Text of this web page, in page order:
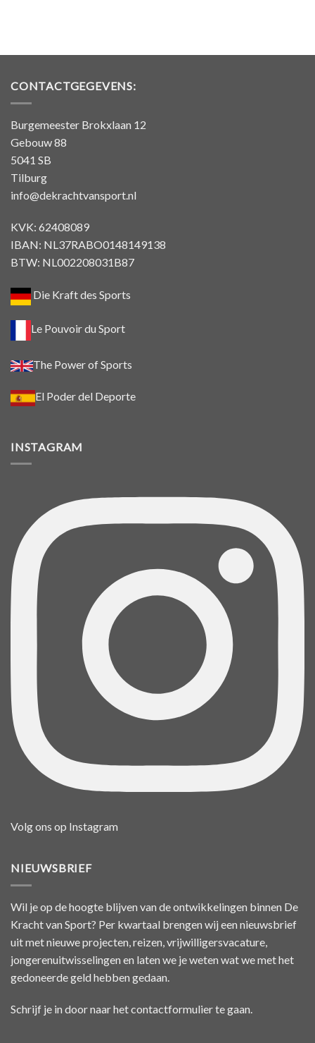
CONTACTGEGEVENS:
Burgemeester Brokxlaan 12
Gebouw 88
5041 SB
Tilburg
info@dekrachtvansport.nl
KVK: 62408089
IBAN: NL37RABO0148149138
BTW: NL002208031B87
Die Kraft des Sports
Le Pouvoir du Sport
The Power of Sports
El Poder del Deporte
INSTAGRAM
Volg ons op Instagram
NIEUWSBRIEF
Wil je op de hoogte blijven van de ontwikkelingen binnen De
Kracht van Sport? Per kwartaal brengen wij een nieuwsbrief
uit met nieuwe projecten, reizen, vrijwilligersvacature,
jongerenuitwisselingen en laten we je weten wat we met het
gedoneerde geld hebben gedaan.
Schrijf je in door naar hetcontactformulierte gaan.